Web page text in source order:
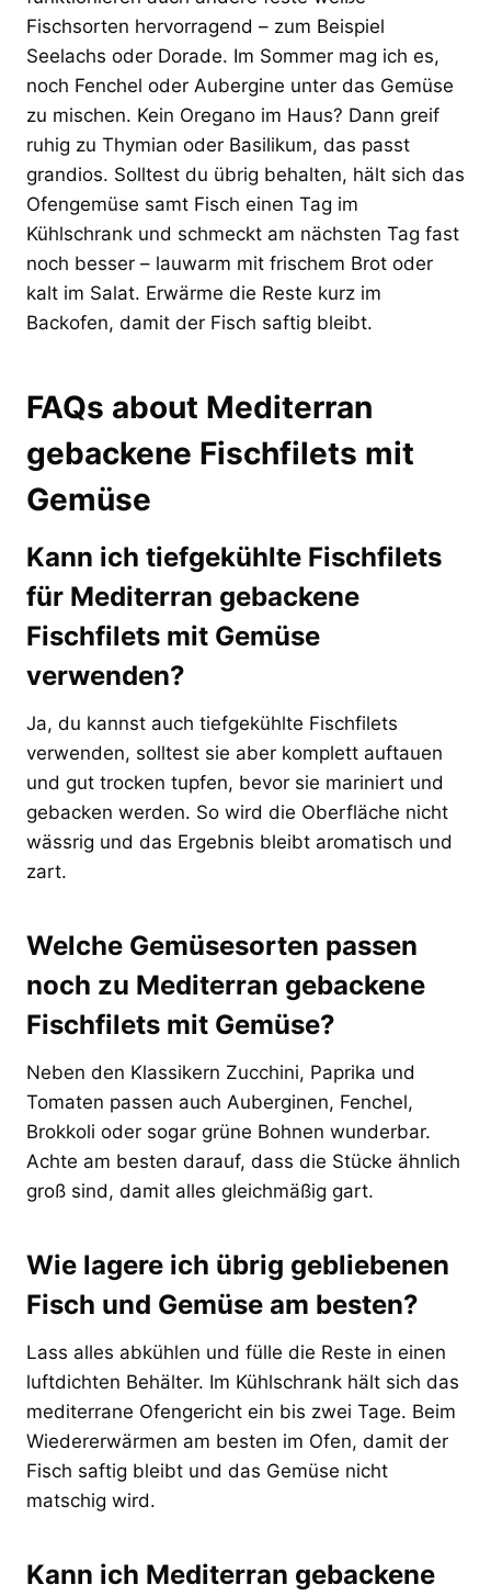
Fischsorten hervorragend – zum Beispiel
Seelachs oder Dorade. Im Sommer mag ich es,
noch Fenchel oder Aubergine unter das Gemüse
zu mischen. Kein Oregano im Haus? Dann greif
ruhig zu Thymian oder Basilikum, das passt
grandios. Solltest du übrig behalten, hält sich das
Ofengemüse samt Fisch einen Tag im
Kühlschrank und schmeckt am nächsten Tag fast
noch besser – lauwarm mit frischem Brot oder
kalt im Salat. Erwärme die Reste kurz im
Backofen, damit der Fisch saftig bleibt.
FAQs about Mediterran
gebackene Fischfilets mit
Gemüse
Kann ich tiefgekühlte Fischfilets
für Mediterran gebackene
Fischfilets mit Gemüse
verwenden?
Ja, du kannst auch tiefgekühlte Fischfilets
verwenden, solltest sie aber komplett auftauen
und gut trocken tupfen, bevor sie mariniert und
gebacken werden. So wird die Oberfläche nicht
wässrig und das Ergebnis bleibt aromatisch und
zart.
Welche Gemüsesorten passen
noch zu Mediterran gebackene
Fischfilets mit Gemüse?
Neben den Klassikern Zucchini, Paprika und
Tomaten passen auch Auberginen, Fenchel,
Brokkoli oder sogar grüne Bohnen wunderbar.
Achte am besten darauf, dass die Stücke ähnlich
groß sind, damit alles gleichmäßig gart.
Wie lagere ich übrig gebliebenen
Fisch und Gemüse am besten?
Lass alles abkühlen und fülle die Reste in einen
luftdichten Behälter. Im Kühlschrank hält sich das
mediterrane Ofengericht ein bis zwei Tage. Beim
Wiedererwärmen am besten im Ofen, damit der
Fisch saftig bleibt und das Gemüse nicht
matschig wird.
Kann ich Mediterran gebackene